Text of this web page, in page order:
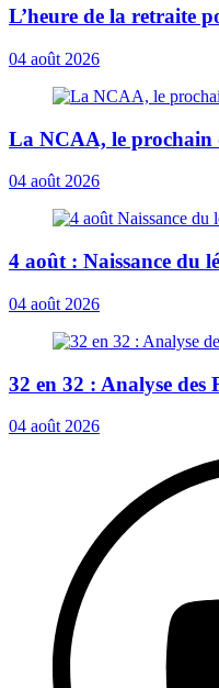
L’heure de la retraite
04 août 2026
La NCAA, le prochain
04 août 2026
4 août : Naissance du
04 août 2026
32 en 32 : Analyse des
04 août 2026